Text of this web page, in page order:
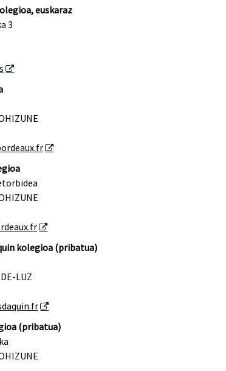
euskaraz
3
kolegioa (pribatua)
LUZ
(pribatua)